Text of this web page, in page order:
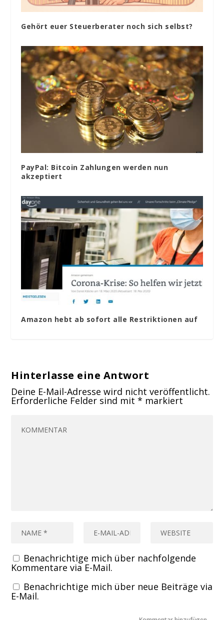
Gehört euer Steuerberater noch sich selbst?
PayPal: Bitcoin Zahlungen werden nun
akzeptiert
Amazon hebt ab sofort alle Restriktionen auf
Hinterlasse eine Antwort
Deine E-Mail-Adresse wird nicht veröffentlicht.
Erforderliche Felder sind mit* markiert
Benachrichtige mich über nachfolgende
Kommentare via E-Mail.
Benachrichtige mich über neue Beiträge via
E-Mail.